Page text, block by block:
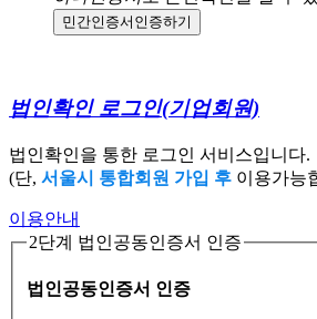
민간인증서 인증하기
법인확인 로그인(기업회원)
법인확인을 통한 로그인 서비스입니다.
(단, 서울시 통합회원 가입 후 이용가능
이용안내
2단계 법인공동인증서 인증
법인공동인증서 인증